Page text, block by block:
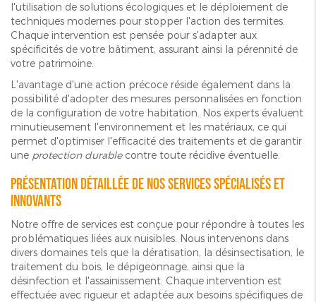
l'utilisation de solutions écologiques et le déploiement de
techniques modernes pour stopper l'action des termites.
Chaque intervention est pensée pour s'adapter aux
spécificités de votre bâtiment, assurant ainsi la pérennité de
votre patrimoine.
L'avantage d'une action précoce réside également dans la
possibilité d'adopter des mesures personnalisées en fonction
de la configuration de votre habitation. Nos experts évaluent
minutieusement l'environnement et les matériaux, ce qui
permet d'optimiser l'efficacité des traitements et de garantir
une protection durablecontre toute récidive éventuelle.
Présentation détaillée de nos services spécialisés et
innovants
Notre offre de services est conçue pour répondre à toutes les
problématiques liées aux nuisibles. Nous intervenons dans
divers domaines tels que la dératisation, la désinsectisation, le
traitement du bois, le dépigeonnage, ainsi que la
désinfection et l'assainissement. Chaque intervention est
effectuée avec rigueur et adaptée aux besoins spécifiques de